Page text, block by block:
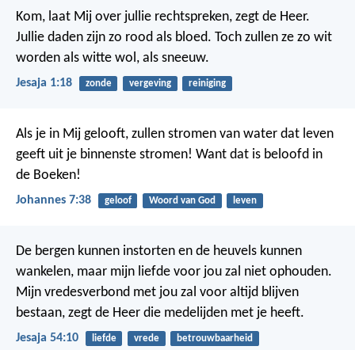
Kom, laat Mij over jullie rechtspreken, zegt de Heer.
Jullie daden zijn zo rood als bloed. Toch zullen ze zo wit
worden als witte wol, als sneeuw.
Jesaja 1:18 zonde vergeving reiniging
Als je in Mij gelooft, zullen stromen van water dat leven
geeft uit je binnenste stromen! Want dat is beloofd in
de Boeken!
Johannes 7:38 geloof Woord van God leven
De bergen kunnen instorten en de heuvels kunnen
wankelen, maar mijn liefde voor jou zal niet ophouden.
Mijn vredesverbond met jou zal voor altijd blijven
bestaan, zegt de Heer die medelijden met je heeft.
Jesaja 54:10 liefde vrede betrouwbaarheid